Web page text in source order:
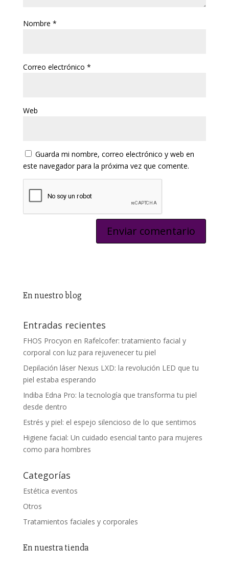
Nombre *
Correo electrónico *
Web
Guarda mi nombre, correo electrónico y web en
este navegador para la próxima vez que comente.
En nuestro blog
Entradas recientes
FHOS Procyon en Rafelcofer: tratamiento facial y
corporal con luz para rejuvenecer tu piel
Depilación láser Nexus LXD: la revolución LED que tu
piel estaba esperando
Indiba Edna Pro: la tecnología que transforma tu piel
desde dentro
Estrés y piel: el espejo silencioso de lo que sentimos
Higiene facial: Un cuidado esencial tanto para mujeres
como para hombres
Categorías
Estética eventos
Otros
Tratamientos faciales y corporales
En nuestra tienda